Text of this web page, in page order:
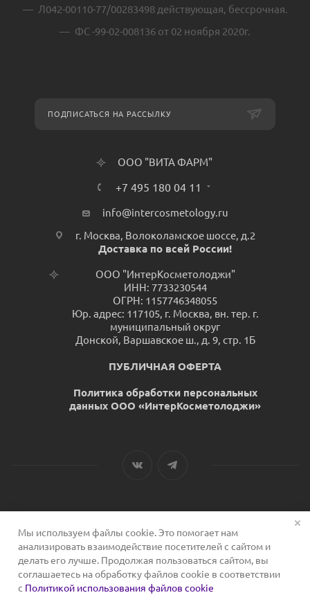
Л042-00110-77/00283498 действующая, бессрочная.
ФС -99-02-008136 от 02 ноября 2020г.
ПОДПИСАТЬСЯ НА РАССЫЛКУ
ООО "ВИТА ФАРМ"
+7 495 180 04 11
info@intercosmetology.ru
г. Москва, Волоколамское шоссе, д.2
Доставка по всей России!
ООО "ИнтерКосметолоджи"
ИНН: 7733230544
ОГРН: 1157746348055
Юр. адрес: 117105, г. Москва, вн. тер. г.
муниципальный округ
Донской, Варшавское ш., д. 9, стр. 1Б
ПУБЛИЧНАЯ ОФЕРТА
Политика обработки персональных
данных ООО «ИнтерКосметолоджи»
2026 © Сервис для косметологов
Мы используем файлы cookie. Это помогает нам
анализировать взаимодействие посетителей с сайтом и
делать его лучше. Продолжая пользоваться сайтом, вы
соглашаетесь на обработку файлов cookie в соответствии
с Политикой использования файлов cookie